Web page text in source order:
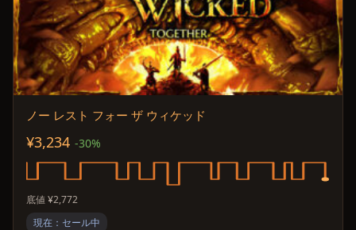
ノー レスト フォー ザ ウィケッド
¥3,234 -30%
底値 ¥2,772
現在：セール中